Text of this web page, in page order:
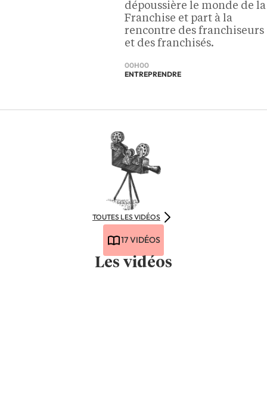
dépoussière le monde de la
Franchise et part à la
rencontre des franchiseurs
et des franchisés.
00H00
ENTREPRENDRE
17 VIDÉOS
Les vidéos
TOUTES LES VIDÉOS